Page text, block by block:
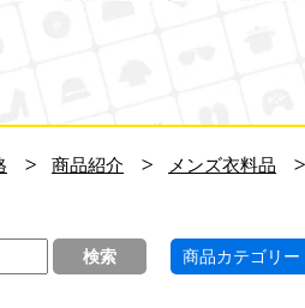
商品紹介 メンズ衣料品
商品カテゴリー